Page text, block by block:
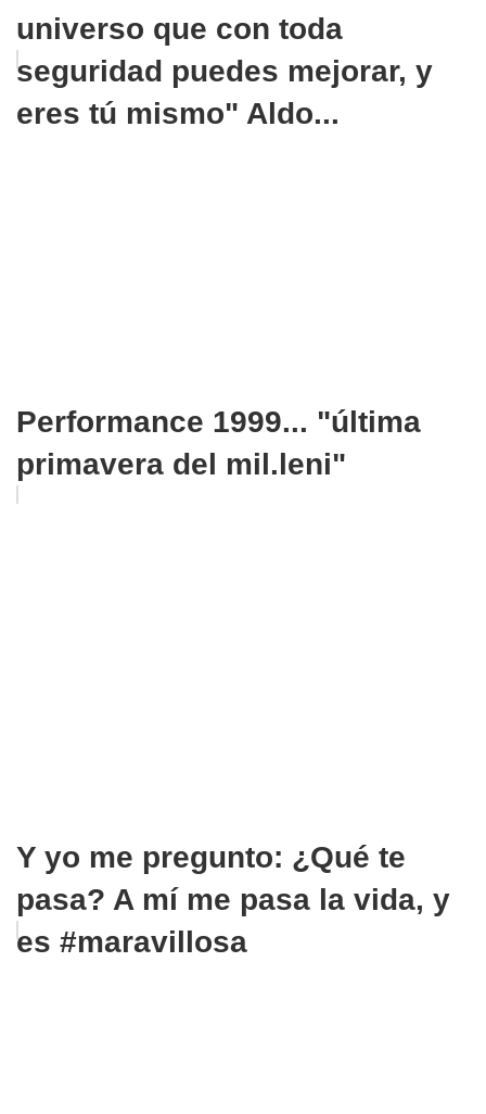
universo que con toda
seguridad puedes mejorar, y
eres tú mismo" Aldo...
Performance 1999... "última
primavera del mil.leni"
Y yo me pregunto: ¿Qué te
pasa? A mí me pasa la vida, y
es #maravillosa